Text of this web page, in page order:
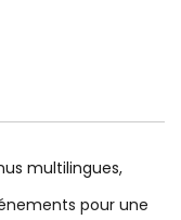
multilingues,
pour une